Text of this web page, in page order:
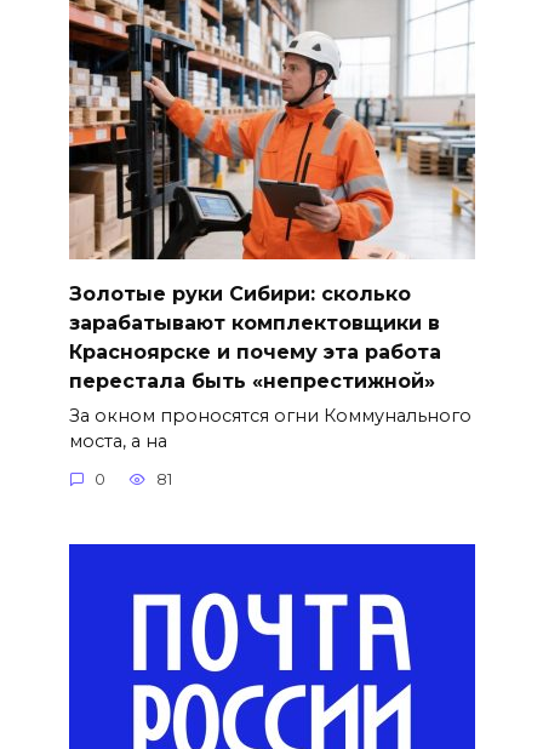
Золотые руки Сибири: сколько
зарабатывают комплектовщики в
Красноярске и почему эта работа
перестала быть «непрестижной»
За окном проносятся огни Коммунального
моста, а на
0 81